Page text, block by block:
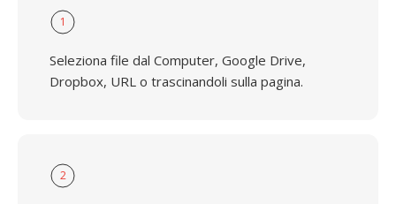
1
Seleziona file dal Computer, Google Drive,
Dropbox, URL o trascinandoli sulla pagina.
2